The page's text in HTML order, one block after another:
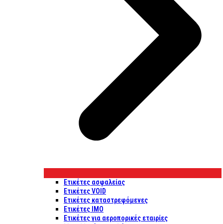
Ετικέτες ασφαλείας
Ετικέτες VOID
Ετικέτες καταστρεφόμενες
Ετικέτες IMO
Ετικέτες για αεροπορικές εταιρίες